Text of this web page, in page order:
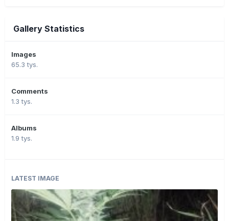
Gallery Statistics
Images
65.3 tys.
Comments
1.3 tys.
Albums
1.9 tys.
LATEST IMAGE